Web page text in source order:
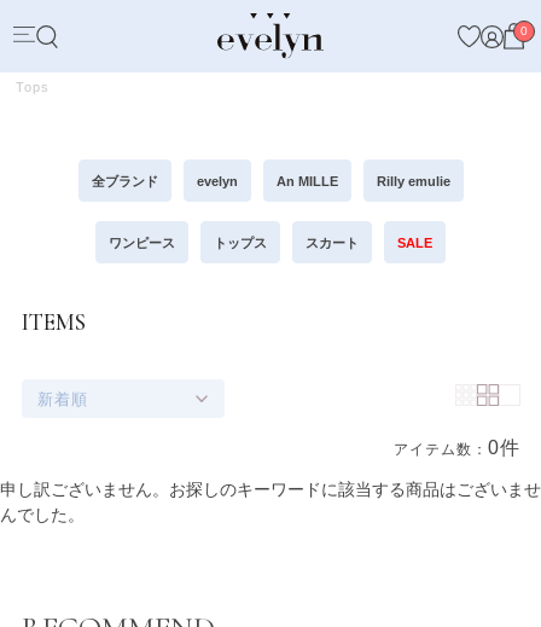
0
Tops
全ブランド evelyn An MILLE Rilly emulie
ワンピース トップス スカート SALE
ITEMS
新着順
アイテム数：0件
商品一覧
申し訳ございません。お探しのキーワードに該当する商品はございませ
んでした。